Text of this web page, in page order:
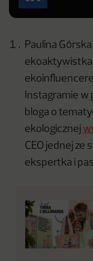
Paulina
ekoaktywistka
Instagramie w
bloga o
ekologicznej
CEO jednej ze
ekspertka i